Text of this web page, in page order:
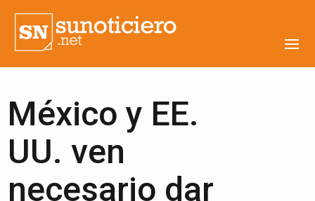
México y EE.
UU. ven
necesario dar